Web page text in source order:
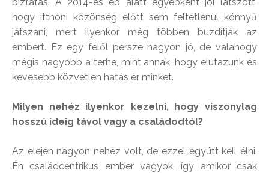
bíztatás. A 2014-es eb alatt egyébként jól látszott,
hogy itthoni közönség előtt sem feltétlenül könnyű
játszani, mert ilyenkor még többen buzdítják az
embert. Ez egy felől persze nagyon jó, de valahogy
mégis nagyobb a terhe, mint annak, hogy elutazunk és
kevesebb közvetlen hatás ér minket.
Milyen nehéz ilyenkor kezelni, hogy viszonylag
hosszú ideig távol vagy a családodtól?
Az elején nagyon nehéz volt, de ezzel együtt kell élni.
Én családcentrikus ember vagyok, így amikor csak